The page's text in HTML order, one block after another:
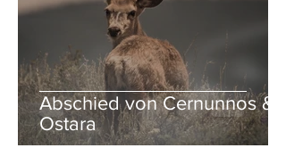
Abschied von Cernunnos &
Ostara